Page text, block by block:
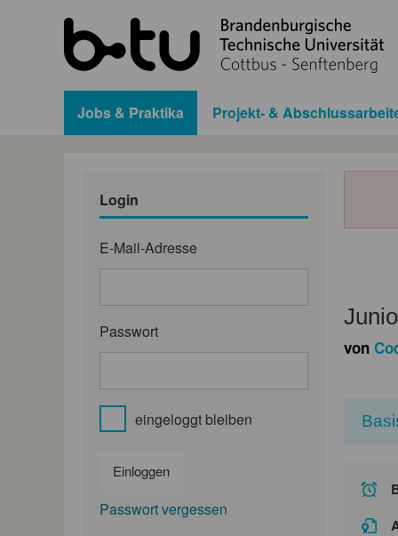
Jobs & Praktika Projekt- &
Login
E-Mail-Adresse
Passwort
eingeloggt bleiben
Einloggen
Passwort vergessen
von